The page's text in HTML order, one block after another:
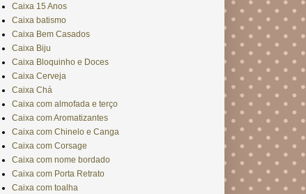
Caixa 15 Anos
Caixa batismo
Caixa Bem Casados
Caixa Biju
Caixa Bloquinho e Doces
Caixa Cerveja
Caixa Chá
Caixa com almofada e terço
Caixa com Aromatizantes
Caixa com Chinelo e Canga
Caixa com Corsage
Caixa com nome bordado
Caixa com Porta Retrato
Caixa com toalha